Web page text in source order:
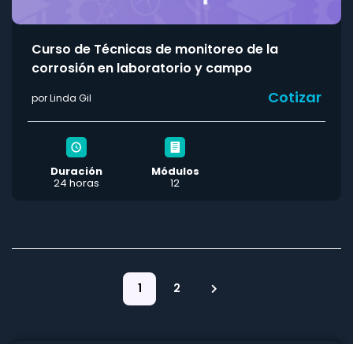
Curso de Técnicas de monitoreo de la
corrosión en laboratorio y campo
por Linda Gil Cotizar
Duración
24 horas
Módulos
12
1 2